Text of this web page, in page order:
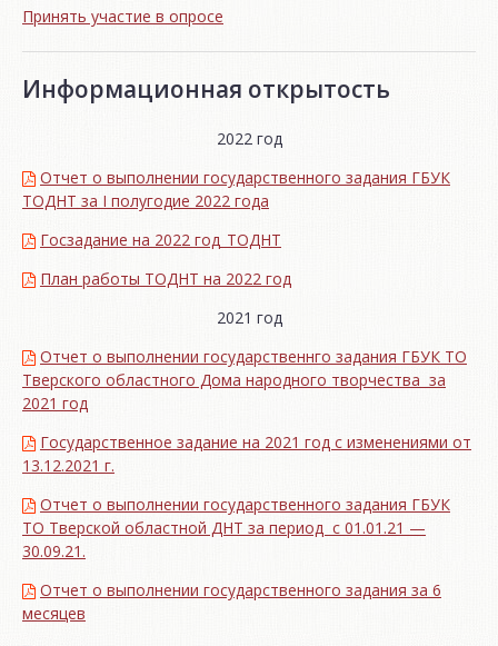
Принять участие в опросе
Информационная открытость
2022 год
Отчет о выполнении государственного задания ГБУК
ТОДНТ за I полугодие 2022 года
Госзадание на 2022 год_ТОДНТ
План работы ТОДНТ на 2022 год
2021 год
Отчет о выполнении государственнго задания ГБУК ТО
Тверского областного Дома народного творчества за
2021 год
Государственное задание на 2021 год с изменениями от
13.12.2021 г.
Отчет о выполнении государственного задания ГБУК
ТО Тверской областной ДНТ за период с 01.01.21 —
30.09.21.
Отчет о выполнении государственного задания за 6
месяцев